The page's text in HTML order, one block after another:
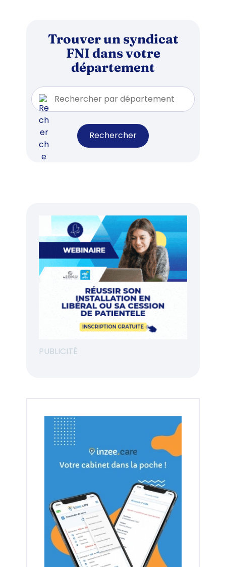
Trouver un syndicat
FNI dans votre
département
PUBLICITÉ